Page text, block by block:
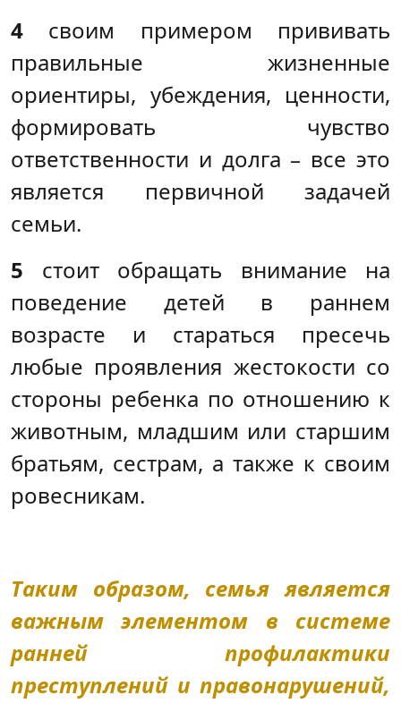
4 своим примером прививать
правильные жизненные
ориентиры, убеждения, ценности,
формировать чувство
ответственности и долга – все это
является первичной задачей
семьи.
5 стоит обращать внимание на
поведение детей в раннем
возрасте и стараться пресечь
любые проявления жестокости со
стороны ребенка по отношению к
животным, младшим или старшим
братьям, сестрам, а также к своим
ровесникам.
Таким образом, семья является
важным элементом в системе
ранней профилактики
преступлений и правонарушений,